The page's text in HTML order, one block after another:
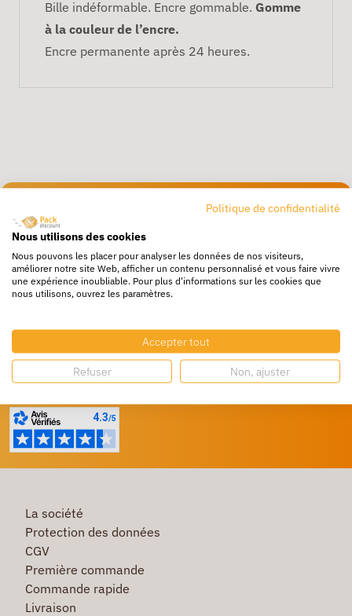
Bille indéformable. Encre gommable. Gomme
à la couleur de l’encre.
Encre permanente après 24 heures.
Livraison rapide
24/72h partout en europe
Livraison gratuite
Dès 250€ HT d’achat
Profitez de prix bas toute l’année
Besoin d'aide ?
Un service client à votre écoute
La société
Protection des données
CGV
Première commande
Commande rapide
Livraison
Politique de confidentialité
Nous utilisons des cookies
Nous pouvons les placer pour analyser les données de nos visiteurs,
améliorer notre site Web, afficher un contenu personnalisé et vous faire vivre
une expérience inoubliable. Pour plus d'informations sur les cookies que
nous utilisons, ouvrez les paramètres.
Accepter tout
Refuser Non, ajuster